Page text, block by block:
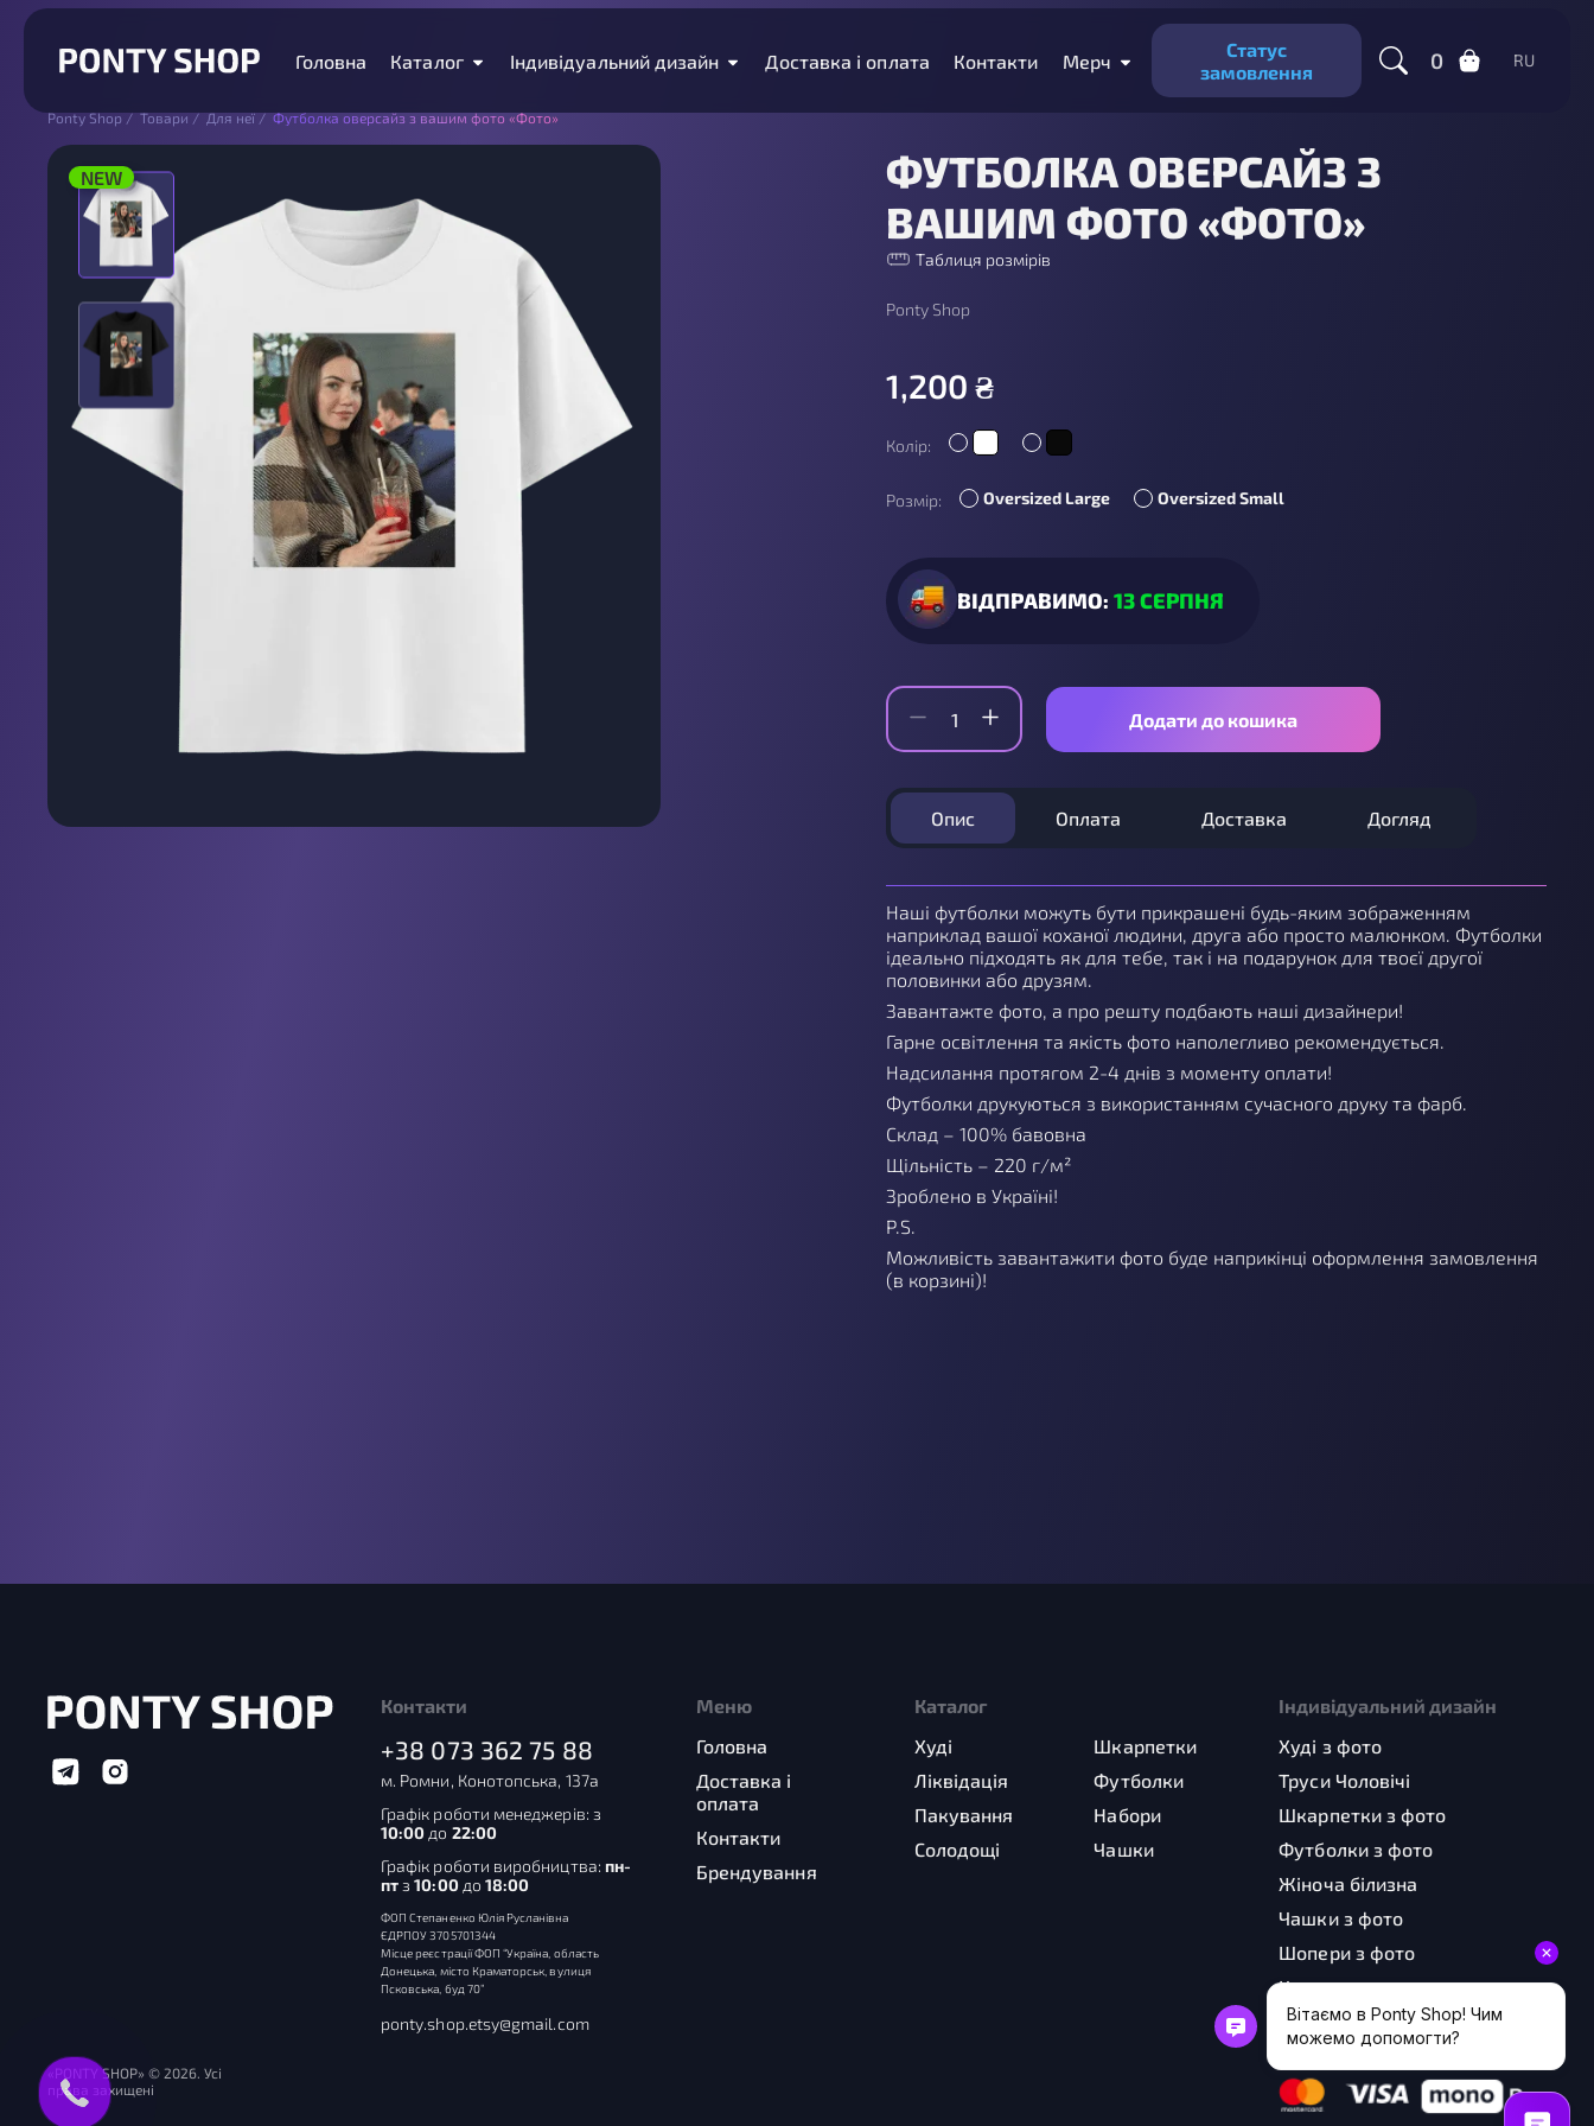
Головна Каталог Індивідуальний дизайн Доставка і оплата Контакти Мерч
Статус
замовлення
0 RU
Ponty Shop/Товари/Для неї/Футболка оверсайз з вашим фото «Фото»
NEW
ФУТБОЛКА ОВЕРСАЙЗ З
ВАШИМ ФОТО «ФОТО»
Таблиця розмірів
Ponty Shop
1,200 ₴
Колір:
Розмір: Oversized Large Oversized Small
ВІДПРАВИМО: 13 СЕРПНЯ
Додати до кошика
Опис Оплата Доставка Догляд
Наші футболки можуть бути прикрашені будь-яким зображенням
наприклад вашої коханої людини, друга або просто малюнком. Футболки
ідеально підходять як для тебе, так і на подарунок для твоєї другої
половинки або друзям.
Завантажте фото, а про решту подбають наші дизайнери!
Гарне освітлення та якість фото наполегливо рекомендується.
Надсилання протягом 2-4 днів з моменту оплати!
Футболки друкуються з використанням сучасного друку та фарб.
Склад – 100% бавовна
Щільність – 220 г/м²
Зроблено в Україні!
P.S.
Можливість завантажити фото буде наприкінці оформлення замовлення
(в корзині)!
Контакти
+38 073 362 75 88
м. Ромни, Конотопська, 137а
Графік роботи менеджерів: з
10:00 до 22:00
Графік роботи виробництва: пн-
пт з10:00до 18:00
ФОП Степаненко Юлія Русланівна
ЄДРПОУ 3705701344
Місце реєстрації ФОП “Україна, область
Донецька, місто Краматорськ, вулиця
Псковська, буд 70”
ponty.shop.etsy@gmail.com
Меню
Головна
Доставка і
оплата
Контакти
Брендування
Каталог
Худі
Шкарпетки
Ліквідація
Футболки
Пакування
Набори
Солодощі
Чашки
Індивідуальний дизайн
Худі з фото
Труси Чоловічі
Шкарпетки з фото
Футболки з фото
Жіноча білизна
Чашки з фото
Шопери з фото
Картини
«PONTY SHOP» © 2026. Усі
права захищені